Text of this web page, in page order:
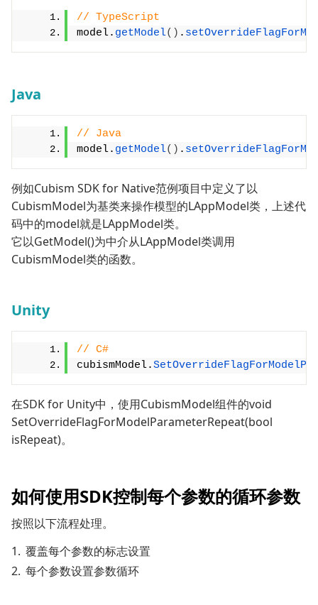
// TypeScript
model. getModel( ) .
Java
// Java
model. getModel() .
例如Cubism SDK for Native范例项目中定义了以
CubismModel为基类来操作模型的LAppModel类，上述代
码中的model就是LAppModel类。
它以GetModel()为中介从LAppModel类调用
CubismModel类的函数。
Unity
// C#
cubismModel.
在SDK for Unity中，使用CubismModel组件的void
SetOverrideFlagForModelParameterRepeat(bool
isRepeat)。
如何使用SDK控制每个参数的循环参数
按照以下流程处理。
覆盖每个参数的标志设置
每个参数设置参数循环